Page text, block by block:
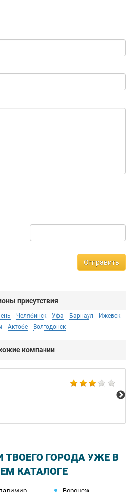
Отправить
присутствия
Челябинск Уфа Барнаул
Ижевск
Актобе Волгодонск
компании
ТВОЕГО ГОРОДА УЖЕ В
КАТАЛОГЕ
Воронеж